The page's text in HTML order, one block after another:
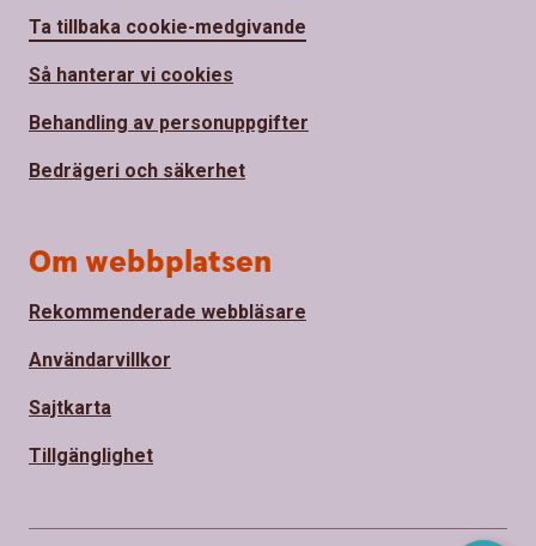
Ta tillbaka cookie-medgivande
Så hanterar vi cookies
Behandling av personuppgifter
Bedrägeri och säkerhet
Om webbplatsen
Rekommenderade webbläsare
Användarvillkor
Sajtkarta
Tillgänglighet